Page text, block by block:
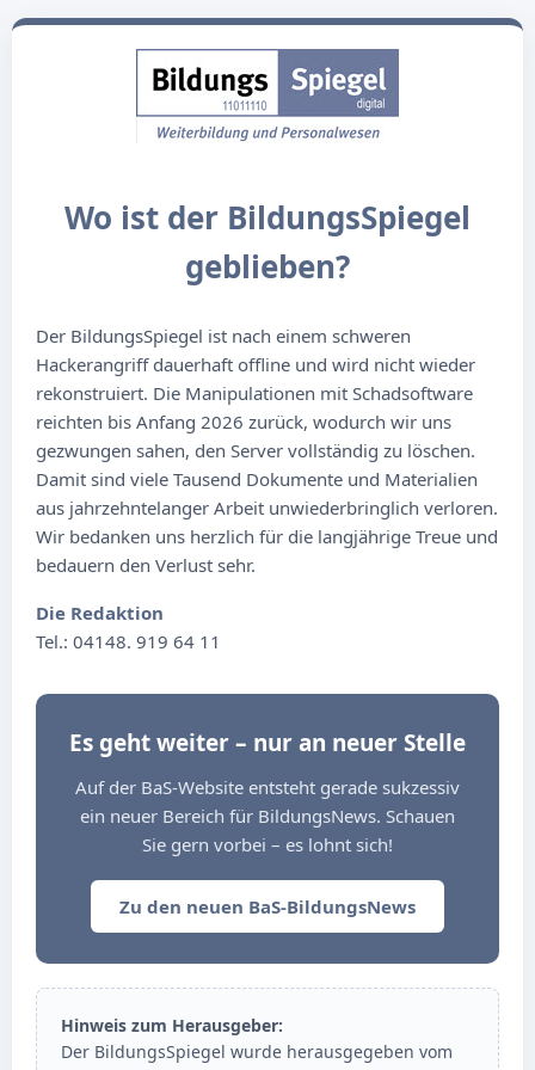
Wo ist der BildungsSpiegel
geblieben?
Der BildungsSpiegel ist nach einem schweren
Hackerangriff dauerhaft offline und wird nicht wieder
rekonstruiert. Die Manipulationen mit Schadsoftware
reichten bis Anfang 2026 zurück, wodurch wir uns
gezwungen sahen, den Server vollständig zu löschen.
Damit sind viele Tausend Dokumente und Materialien
aus jahrzehntelanger Arbeit unwiederbringlich verloren.
Wir bedanken uns herzlich für die langjährige Treue und
bedauern den Verlust sehr.
Die Redaktion
Tel.: 04148. 919 64 11
Es geht weiter – nur an neuer Stelle
Auf der BaS-Website entsteht gerade sukzessiv
ein neuer Bereich für BildungsNews. Schauen
Sie gern vorbei – es lohnt sich!
Zu den neuen BaS-BildungsNews
Hinweis zum Herausgeber:
Der BildungsSpiegel wurde herausgegeben vom